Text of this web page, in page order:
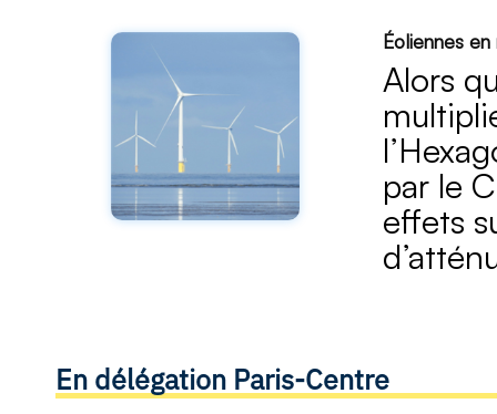
Éoliennes
Alors
par le
effets
En délégation Paris-Centre